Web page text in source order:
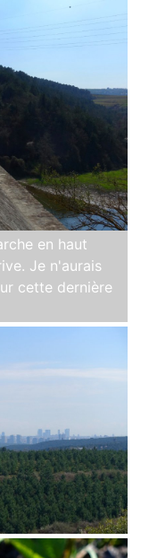
en haut
Je n'aurais
cette dernière